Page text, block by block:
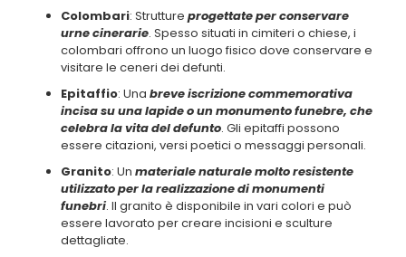
Colombari: Strutture progettate per conservare
urne cinerarie. Spesso situati in cimiteri o chiese, i
colombari offrono un luogo fisico dove conservare e
visitare le ceneri dei defunti.
Epitaffio: Una breve iscrizione commemorativa
incisa su una lapide o un monumento funebre, che
celebra la vita del defunto. Gli epitaffi possono
essere citazioni, versi poetici o messaggi personali.
Granito: Un materiale naturale molto resistente
utilizzato per la realizzazione di monumenti
funebri. Il granito è disponibile in vari colori e può
essere lavorato per creare incisioni e sculture
dettagliate.